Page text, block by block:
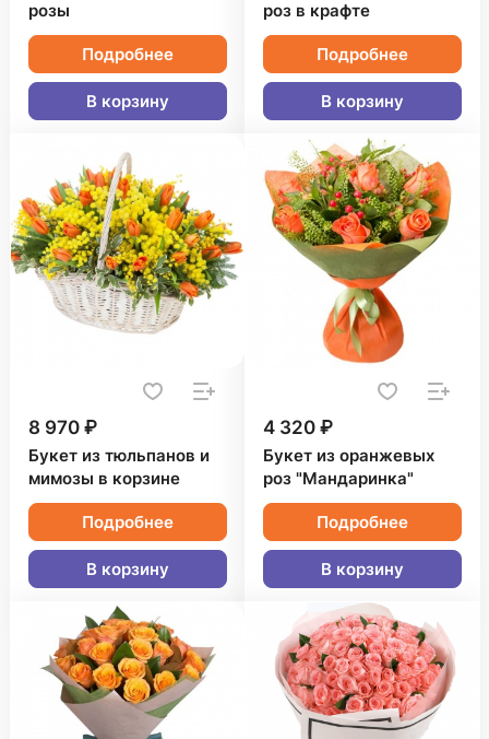
розы
Подробнее
В корзину
роз в крафте
Подробнее
В корзину
8 970 ₽
Букет из тюльпанов и
мимозы в корзине
Подробнее
В корзину
4 320 ₽
Букет из оранжевых
роз "Мандаринка"
Подробнее
В корзину